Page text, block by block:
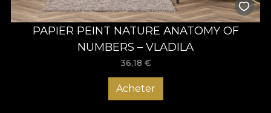
PAPIER PEINT NATURE ANATOMY OF
NUMBERS – VLADILA
36,18 €
Acheter